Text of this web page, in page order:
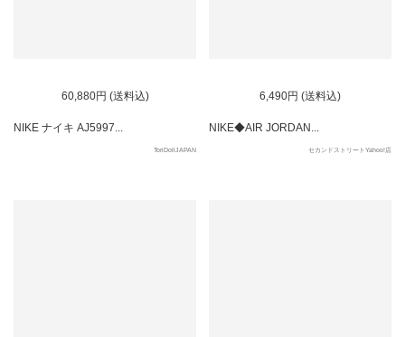
60,880円 (送料込)
NIKE ナイキ AJ5997...
ToriDollJAPAN
6,490円 (送料込)
NIKE◆AIR JORDAN...
セカンドストリートYahoo!店